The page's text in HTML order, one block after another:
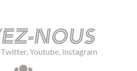
nous
Youtube, Instagram